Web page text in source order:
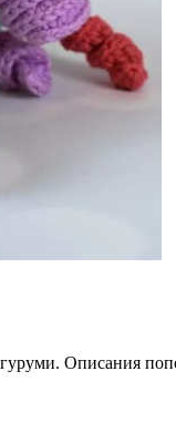
Описания